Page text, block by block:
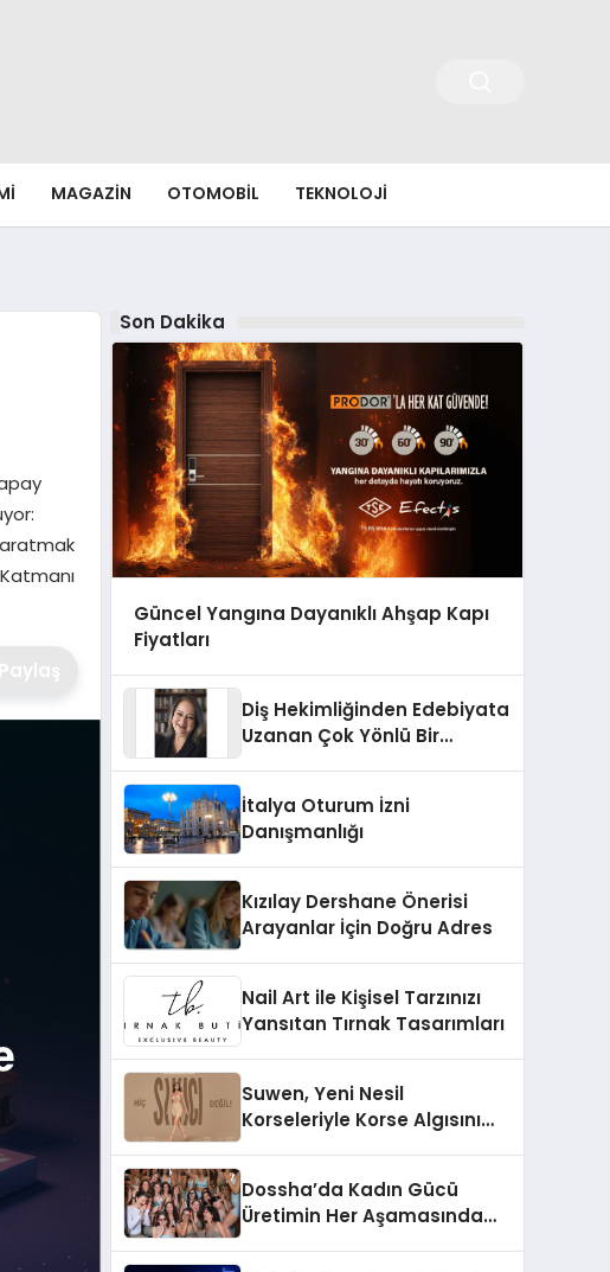
MAGAZIN OTOMOBIL TEKNOLOJI
Son Dakika
Güncel Yangına Dayanıklı Ahşap Kapı
Fiyatları
Diş Hekimliğinden Edebiyata
Uzanan Çok Yönlü Bir
İtalya Oturum İzni
Danışmanlığı
Kızılay Dershane Önerisi
Arayanlar İçin Doğru Adres
Nail Art ile Kişisel Tarzınızı
Yansıtan Tırnak Tasarımları
Suwen, Yeni Nesil
Korseleriyle Korse Algısını
Dossha’da Kadın Gücü
Üretimin Her Aşamasında